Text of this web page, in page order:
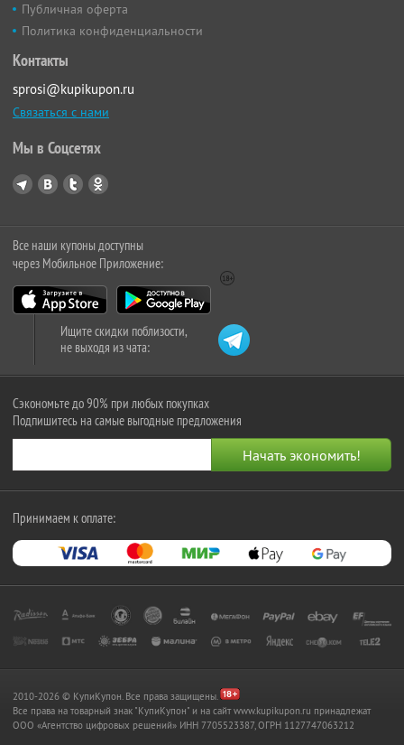
Публичная оферта
Политика конфиденциальности
Контакты
sprosi@kupikupon.ru
Связаться с нами
Мы в Соцсетях
Все наши купоны доступны
через Мобильное Приложение:
Ищите скидки поблизости,
не выходя из чата:
Сэкономьте до 90% при любых покупках
Подпишитесь на самые выгодные предложения
Принимаем к оплате:
2010-2026 © КупиКупон. Все права защищены.
Все права на товарный знак "КупиКупон" и на сайт www.kupikupon.ru принадлежат
OOO «Агентство цифровых решений» ИНН 7705523387, ОГРН 1127747063212